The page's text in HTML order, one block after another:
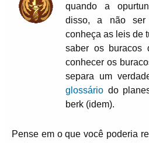
quando a
disso, a não ser
conheça as leis de
saber os buracos
conhecer os
separa um
glossário do
berk (idem).
Pense em o que você poderia